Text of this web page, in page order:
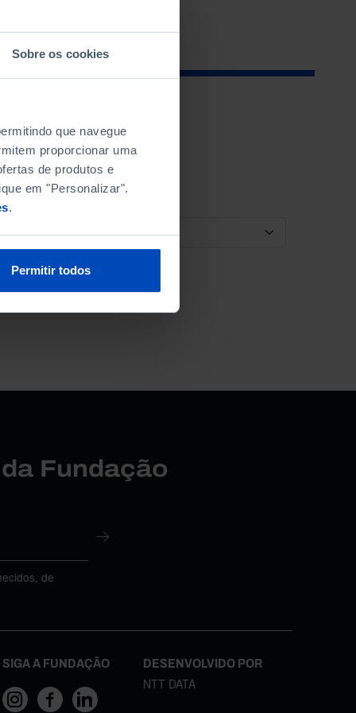
Sobre os cookies
que navegue
proporcionar uma
de produtos e
em "Personalizar".
.
Permitir todos
ORDENAR POR
Fundação
de
SIGA A FUNDAÇÃO DESENVOLVIDO POR
NTT DATA